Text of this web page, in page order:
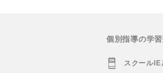
個別指導の学
スクールIE